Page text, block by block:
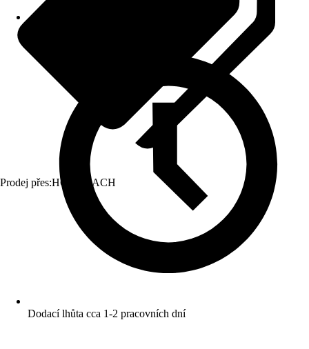
Prodej přes:HORNBACH
Dodací lhůta cca 1-2 pracovních dní